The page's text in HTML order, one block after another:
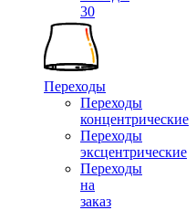
30
Переходы
Переходы
концентрические
Переходы
эксцентрические
Переходы
на
заказ